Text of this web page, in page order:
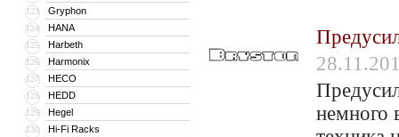
123 Gryphon
124 HANA
125 Harbeth
126 Harmonix
127 HECO
128 HEDD
129 Hegel
130 Hi-Fi Racks
немного